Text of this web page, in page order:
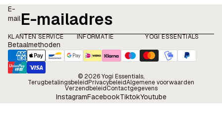
E-
mail
KLANTEN SERVICE INFORMATIE YOGI ESSENTIALS
Betaalmethoden
© 2026Yogi Essentials,
TerugbetalingsbeleidPrivacybeleidAlgemene voorwaarden
VerzendbeleidContactgegevens
InstagramFacebookTiktokYoutube